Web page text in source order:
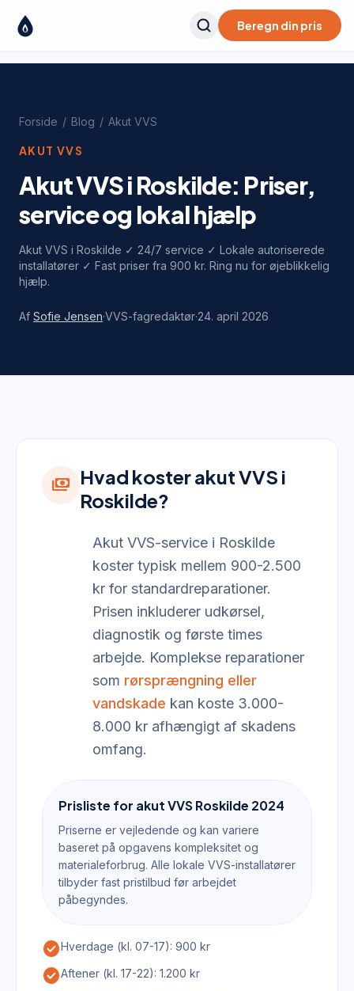
Beregn din pris
Forside / Blog / Akut VVS
AKUT VVS
Akut VVS i Roskilde: Priser,
service og lokal hjælp
Akut VVS i Roskilde ✓ 24/7 service ✓ Lokale autoriserede
installatører ✓ Fast priser fra 900 kr. Ring nu for øjeblikkelig
hjælp.
Af Sofie Jensen·VVS-fagredaktør·24. april 2026
payments Hvad koster akut VVS i
Roskilde?
Akut VVS-service i Roskilde
koster typisk mellem 900-2.500
kr for standardreparationer.
Prisen inkluderer udkørsel,
diagnostik og første times
arbejde. Komplekse reparationer
som rørsprængning eller
vandskade kan koste 3.000-
8.000 kr afhængigt af skadens
omfang.
Prisliste for akut VVS Roskilde 2024
Priserne er vejledende og kan variere
baseret på opgavens kompleksitet og
materialeforbrug. Alle lokale VVS-installatører
tilbyder fast pristilbud før arbejdet
påbegyndes.
check_circleHverdage (kl. 07-17): 900 kr
check_circleAftener (kl. 17-22): 1.200 kr